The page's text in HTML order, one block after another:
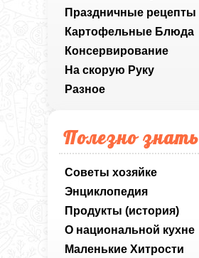
Праздничные рецепты
Картофельные Блюда
Консервирование
На скорую Руку
Разное
Полезно знать
Советы хозяйке
Энциклопедия
Продукты (история)
О национальной кухне
Маленькие Хитрости